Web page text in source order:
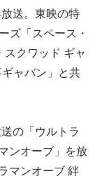
送。東映の特
ズ「スペース・
クワッド ギャ
ャバン」と共
の「ウルトラ
ンオーブ」を放
マンオーブ 絆